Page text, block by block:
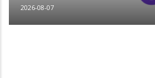
2026-08-07